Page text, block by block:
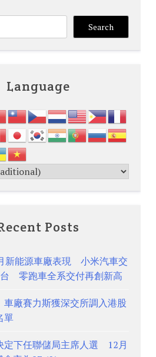
Search
Language
Posts
新能源車廠表現 小米汽車交
零跑車全系交付再創新高
車廠賽力斯獲深交所調入港股
單
定下任聯儲局主席人選 12月